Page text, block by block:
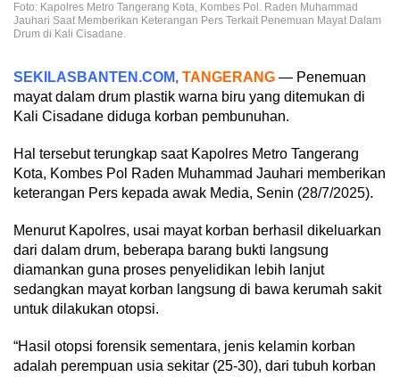
Foto: Kapolres Metro Tangerang Kota, Kombes Pol. Raden Muhammad
Jauhari Saat Memberikan Keterangan Pers Terkait Penemuan Mayat Dalam
Drum di Kali Cisadane.
SEKILASBANTEN.COM, TANGERANG — Penemuan
mayat dalam drum plastik warna biru yang ditemukan di
Kali Cisadane diduga korban pembunuhan.
Hal tersebut terungkap saat Kapolres Metro Tangerang
Kota, Kombes Pol Raden Muhammad Jauhari memberikan
keterangan Pers kepada awak Media, Senin (28/7/2025).
Menurut Kapolres, usai mayat korban berhasil dikeluarkan
dari dalam drum, beberapa barang bukti langsung
diamankan guna proses penyelidikan lebih lanjut
sedangkan mayat korban langsung di bawa kerumah sakit
untuk dilakukan otopsi.
“Hasil otopsi forensik sementara, jenis kelamin korban
adalah perempuan usia sekitar (25-30), dari tubuh korban